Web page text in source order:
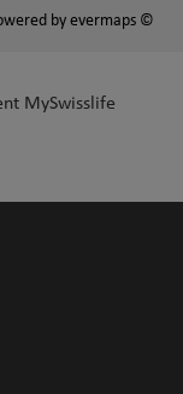
by evermaps ©
MySwisslife